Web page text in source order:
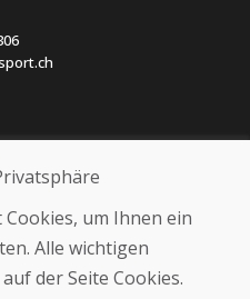
um Ihnen ein
Alle wichtigen
der Seite Cookies.